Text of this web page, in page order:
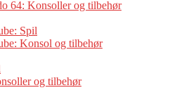
64: Konsoller og tilbehør
Spil
Konsol og tilbehør
og tilbehør